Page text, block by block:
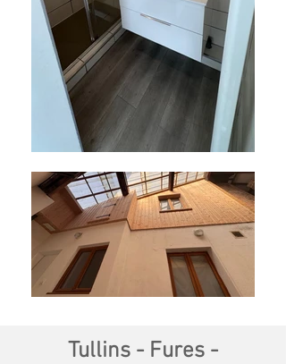
Tullins - Fures -